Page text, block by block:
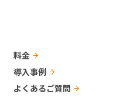
料金
導入事例
よくあるご質問